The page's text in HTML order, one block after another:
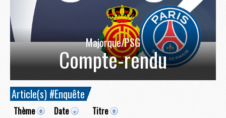
Majorque/PSG
Compte-rendu
Article(s) #Enquête
Thème Date Titre